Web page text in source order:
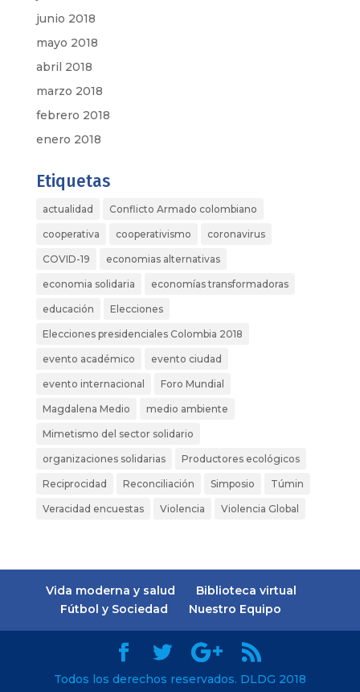
junio 2018
mayo 2018
abril 2018
marzo 2018
febrero 2018
enero 2018
Etiquetas
actualidad Conflicto Armado colombiano
cooperativa cooperativismo coronavirus
COVID-19 economias alternativas
economia solidaria economías transformadoras
educación Elecciones
Elecciones presidenciales Colombia 2018
evento académico evento ciudad
evento internacional Foro Mundial
Magdalena Medio medio ambiente
Mimetismo del sector solidario
organizaciones solidarias Productores ecológicos
Reciprocidad Reconciliación Simposio Túmin
Veracidad encuestas Violencia Violencia Global
Vida moderna y salud
Biblioteca virtual
Fútbol y Sociedad
Nuestro Equipo
Todos los derechos reservados. DLDG 2018